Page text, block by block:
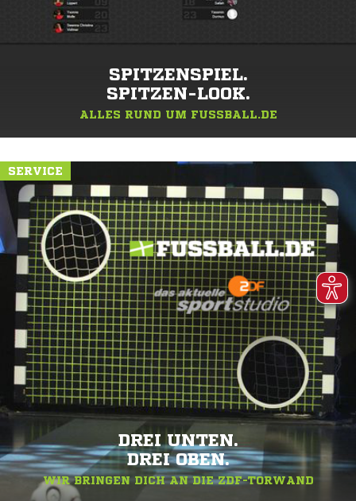
SPITZENSPIEL.
SPITZEN-LOOK.
ALLES RUND UM FUSSBALL.DE
SERVICE
DREI UNTEN.
DREI OBEN.
WIR BRINGEN DICH AN DIE ZDF-TORWAND